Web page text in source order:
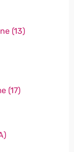
(13)
(17)